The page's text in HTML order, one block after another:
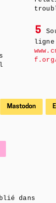
5
Mastodon
dans